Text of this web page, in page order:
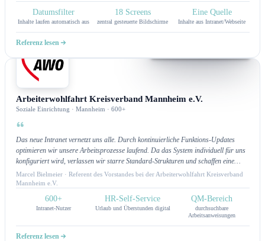
Datumsfilter
Inhalte laufen automatisch aus
18 Screens
zentral gesteuerte Bildschirme
Eine Quelle
Inhalte aus Intranet/Webseite
Referenz lesen
Intranet
Arbeiterwohlfahrt Kreisverband Mannheim e.V.
Soziale Einrichtung · Mannheim · 600+
Das neue Intranet vernetzt uns alle. Durch kontinuierliche Funktions-Updates
optimieren wir unsere Arbeitsprozesse laufend. Da das System individuell für uns
konfiguriert wird, verlassen wir starre Standard-Strukturen und schaffen eine
maßgeschneiderte Arbeitsumgebung.
Marcel Bielmeier · Referent des Vorstandes bei der Arbeiterwohlfahrt Kreisverband
Mannheim e.V.
600+
Intranet-Nutzer
HR-Self-Service
Urlaub und Überstunden digital
QM-Bereich
durchsuchbare
Arbeitsanweisungen
Referenz lesen